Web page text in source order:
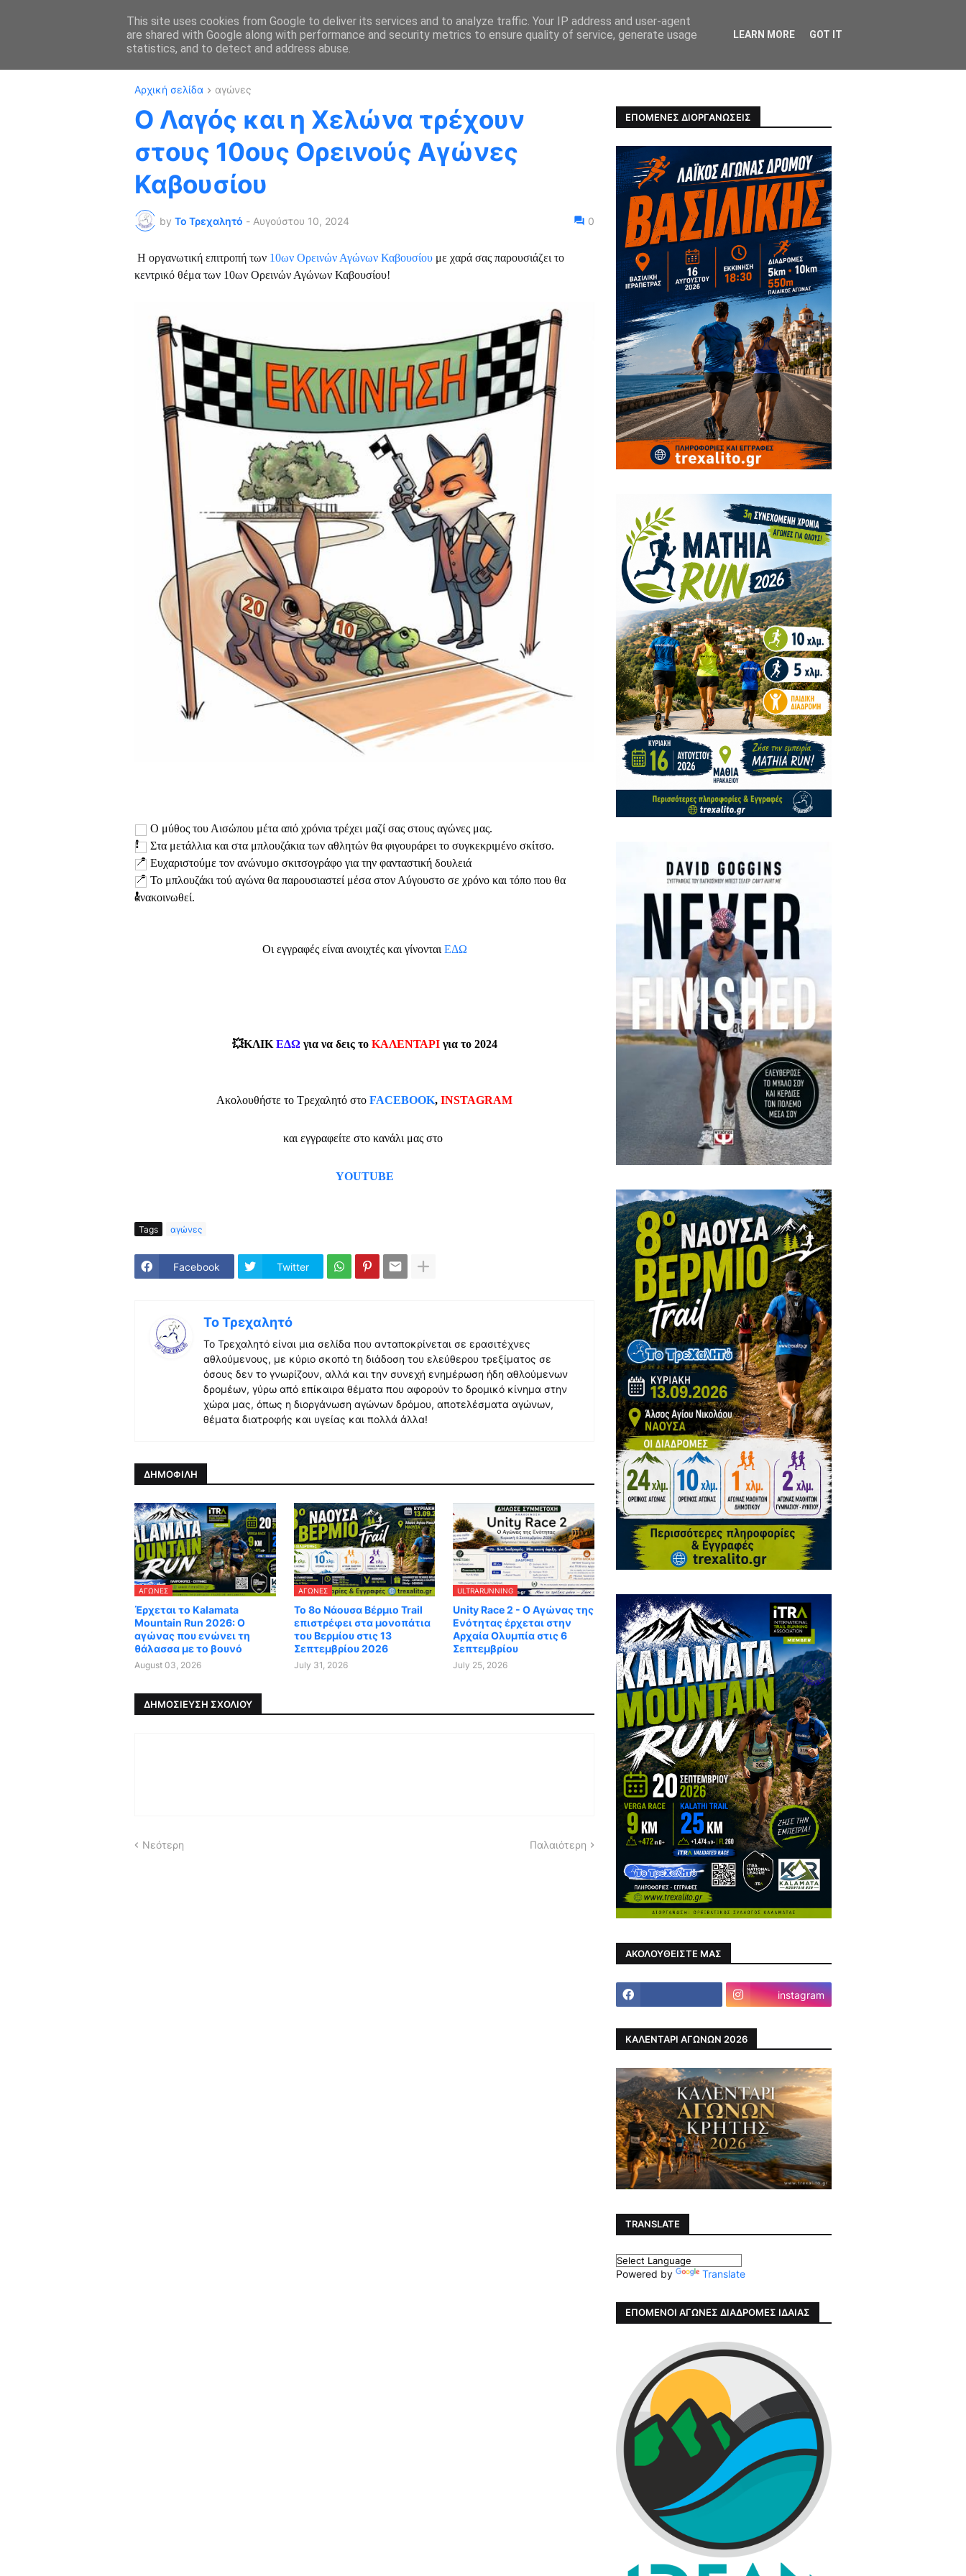
ΑΡΧΙΚΗ ΔΡΟΜΙΚΑ ΝΕΑ ΑΓΩΝΕΣ ΑΠΟΤΕΛΕΣΜΑΤΑ ULTRARUNNING ΠΡΟΣΩΠΑ ΥΓΕΙΑ
Αρχική σελίδα αγώνες
Ο Λαγός και η Χελώνα τρέχουν
στους 10ους Ορεινούς Αγώνες
Καβουσίου
by Το Τρεχαλητό - Αυγούστου 10, 2024 0
Η οργανωτική επιτροπή των 10ων Ορεινών Αγώνων Καβουσίου με χαρά σας παρουσιάζει το
κεντρικό θέμα των 10ων Ορεινών Αγώνων Καβουσίου!
Ο μύθος του Αισώπου μέτα από χρόνια τρέχει μαζί σας στους αγώνες μας.
Στα μετάλλια και στα μπλουζάκια των αθλητών θα φιγουράρει το συγκεκριμένο σκίτσο.
Ευχαριστούμε τον ανώνυμο σκιτσογράφο για την φανταστική δουλειά
Το μπλουζάκι τού αγώνα θα παρουσιαστεί μέσα στον Αύγουστο σε χρόνο και τόπο που θα
ανακοινωθεί.
Οι εγγραφές είναι ανοιχτές και γίνονται ΕΔΩ
💥ΚΛΙΚ ΕΔΩ για να δεις το ΚΑΛΕΝΤΑΡΙ για το 2024
Ακολουθήστε το Τρεχαλητό στο FACEBOOK, INSTAGRAM
και εγγραφείτε στο κανάλι μας στο
YOUTUBE
Tags αγώνες
Facebook Twitter
Το Τρεχαλητό
Το Τρεχαλητό είναι μια σελίδα που ανταποκρίνεται σε ερασιτέχνες
αθλούμενους, με κύριο σκοπό τη διάδοση του ελεύθερου τρεξίματος σε
όσους δεν το γνωρίζουν, αλλά και την συνεχή ενημέρωση ήδη αθλούμενων
δρομέων, γύρω από επίκαιρα θέματα που αφορούν το δρομικό κίνημα στην
χώρα μας, όπως η διοργάνωση αγώνων δρόμου, αποτελέσματα αγώνων,
θέματα διατροφής και υγείας και πολλά άλλα!
ΔΗΜΟΦΙΛΗ
ΑΓΏΝΕΣ
Έρχεται το Kalamata
Mountain Run 2026: Ο
αγώνας που ενώνει τη
θάλασσα με το βουνό
August 03, 2026
ΑΓΏΝΕΣ
Το 8ο Νάουσα Βέρμιο Trail
επιστρέφει στα μονοπάτια
του Βερμίου στις 13
Σεπτεμβρίου 2026
July 31, 2026
ULTRARUNNING
Unity Race 2 - Ο Αγώνας της
Ενότητας έρχεται στην
Αρχαία Ολυμπία στις 6
Σεπτεμβρίου
July 25, 2026
ΔΗΜΟΣΊΕΥΣΗ ΣΧΟΛΊΟΥ
Νεότερη Παλαιότερη
ΕΠΟΜΕΝΕΣ ΔΙΟΡΓΑΝΩΣΕΙΣ
ΑΚΟΛΟΥΘΕΙΣΤΕ ΜΑΣ
instagram
ΚΑΛΕΝΤΑΡΙ ΑΓΩΝΩΝ 2026
TRANSLATE
Powered by Translate
ΕΠΟΜΕΝΟΙ ΑΓΩΝΕΣ ΔΙΑΔΡΟΜΕΣ ΙΔΑΙΑΣ
This site uses cookies from Google to deliver its services and to analyze traffic. Your IP address and user-agent
are shared with Google along with performance and security metrics to ensure quality of service, generate usage
statistics, and to detect and address abuse.
LEARN MORE GOT IT